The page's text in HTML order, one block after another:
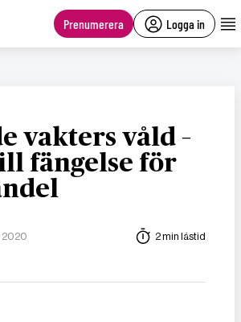
Prenumerera Logga in
vakters våld –
fängelse för
2020 2 min lästid